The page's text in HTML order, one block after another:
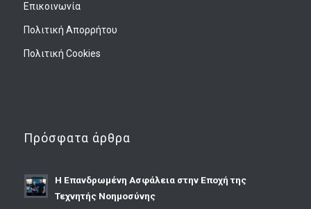
Επικοινωνία
Πολιτική Απορρήτου
Πολιτική Cookies
Πρόσφατα άρθρα
Η Επανδρωμένη Ασφάλεια στην Εποχή της
Τεχνητής Νοημοσύνης